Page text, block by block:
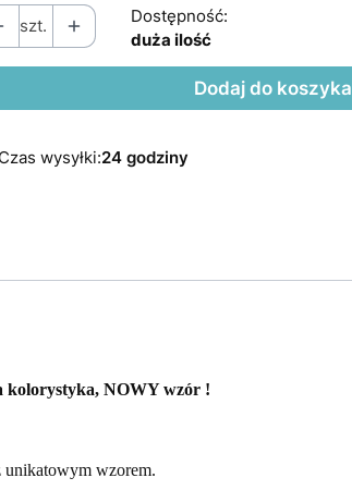
szt.
Dostępność:
duża ilość
Dodaj do koszyka
Czas wysyłki:24 godziny
kolorystyka, NOWY wzór !
wzorem.